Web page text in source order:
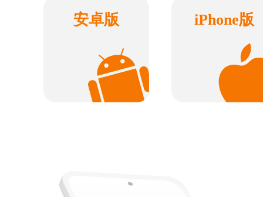
安卓版 iPhone版